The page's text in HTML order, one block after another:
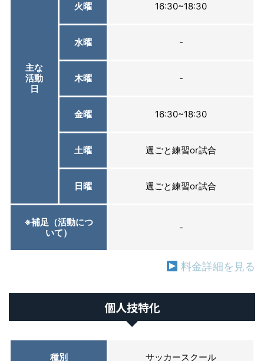
主な
活動
日
火曜 16:30~18:30
水曜 -
木曜 -
金曜 16:30~18:30
土曜 週ごと練習or試合
日曜 週ごと練習or試合
※補足（活動につ
いて）
-
料金詳細を見る
個人技特化
種別 サッカースクール